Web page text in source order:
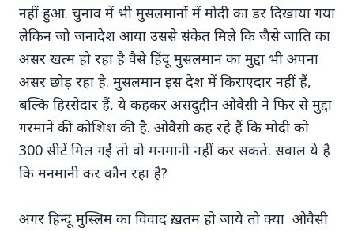
Read Full Story
Top Stories
नहीं हुआ. चुनाव में भी मुसलमानों में मोदी का डर दिखाया गया
लेकिन जो जनादेश आया उससे संकेत मिले कि जैसे जाति का
असर खत्म हो रहा है वैसे हिंदू मुसलमान का मुद्दा भी अपना
असर छोड़ रहा है. मुसलमान इस देश में किराएदार नहीं हैं,
बल्कि हिस्सेदार हैं, ये कहकर असदुद्दीन ओवैसी ने फिर से मुद्दा
गरमाने की कोशिश की है. ओवैसी कह रहे हैं कि मोदी को
300 सीटें मिल गईं तो वो मनमानी नहीं कर सकते. सवाल ये है
कि मनमानी कर कौन रहा है?
अगर हिन्दू मुस्लिम का विवाद ख़तम हो जाये तो क्या ओवैसी